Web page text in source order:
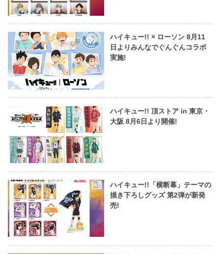
ハイキュー!! × ローソン 8月11
日よりみんなでぐんぐんコラボ
実施!
ハイキュー!! 頂ストア in 東京・
大阪 8月6日より開催!
ハイキュー!!「横断幕」テーマの
描き下ろしグッズ 第2弾が新発
売!